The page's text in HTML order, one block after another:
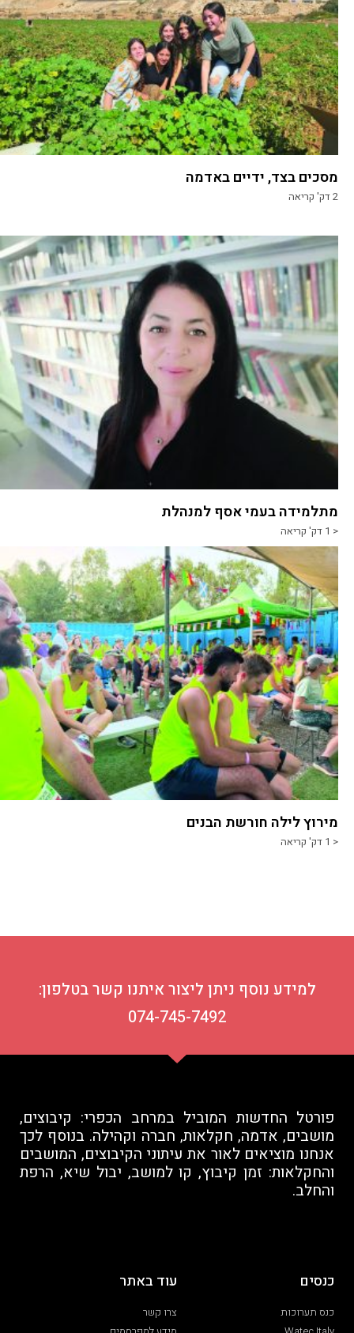
מסכים בצד, ידיים באדמה
2דק' קריאה
מתלמידה בעמי אסף למנהלת
< 1 דק' קריאה
מירוץ לילה חורשת הבנים
< 1 דק' קריאה
למידע נוסף ניתן ליצור איתנו קשר בטלפון:
074-745-7492
פורטל החדשות המוביל במרחב הכפרי: קיבוצים,
מושבים, אדמה, חקלאות, חברה וקהילה. בנוסף לכך
אנחנו מוציאים לאור את עיתוני הקיבוצים, המושבים
והחקלאות: זמן קיבוץ, קו למושב, יבול שיא, הרפת
והחלב.
כנסים
כנס תערוכות
עוד באתר
צרו קשר